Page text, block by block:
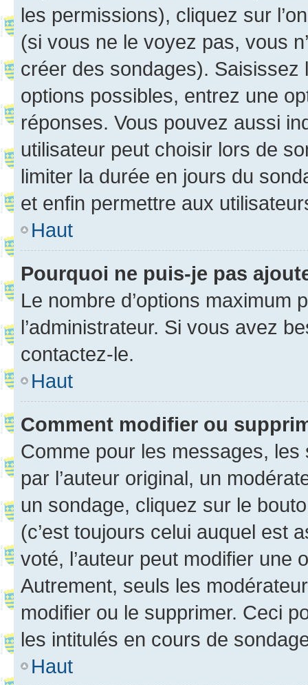
les permissions), cliquez sur
(si vous ne le voyez pas, vous
créer des sondages).
options possibles, entrez une
réponses. Vous pouvez aussi
utilisateur peut choisir lors de
limiter la durée en jours du
et enfin permettre aux
Haut
Pourquoi ne puis-je pas
Le nombre d’options maximum
l’administrateur. Si vous avez
contactez-le.
Haut
Comment modifier ou
Comme pour les messages,
par l’auteur original, un
un sondage, cliquez sur le
(c’est toujours celui auquel est
voté, l’auteur peut modifier une
Autrement, seuls les
modifier ou le supprimer. Ceci
les intitulés en cours de
Haut